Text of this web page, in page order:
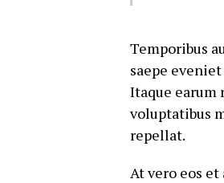
Temporibus
saepe
Itaque earum
voluptatibus
repellat.
At vero eos